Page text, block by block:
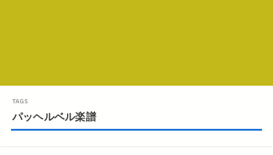
パッヘルベル楽譜